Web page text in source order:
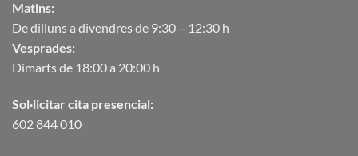
Matins:
De dilluns a divendres de 9:30 – 12:30 h
Vesprades:
Dimarts de 18:00 a 20:00 h
Sol·licitar cita presencial:
602 844 010